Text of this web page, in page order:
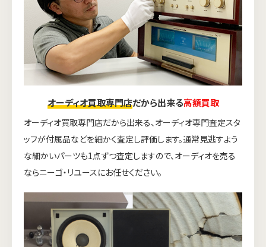
オーディオ買取専門店だから出来る高額買取
オーディオ買取専門店だから出来る、オーディオ専門査定スタ
ッフが付属品などを細かく査定し評価します。通常見逃すよう
な細かいパーツも1点ずつ査定しますので、オーディオを売る
ならニーゴ・リユースにお任せください。